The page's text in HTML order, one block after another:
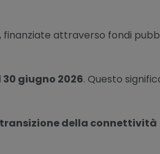
, finanziate attraverso fondi
giugno 2026. Questo
della connettività